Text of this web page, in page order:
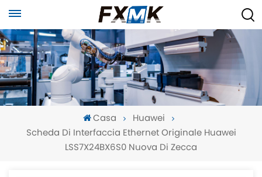
Casa
Huawei
Scheda Di Interfaccia Ethernet Originale Huawei
LSS7X24BX6S0 Nuova Di Zecca